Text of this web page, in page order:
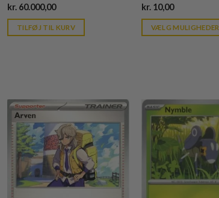
kr. 60.000,00Current
is:
kr. 39,95.
TILFØJ TIL KURV
kr.10,00Current
is:
kr. 39,95.
VÆLG MULIGHEDER